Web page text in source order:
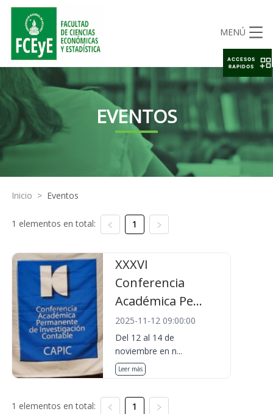
MENÚ
EVENTOS
Inicio > Eventos
1 elementos en total: 1
XXXVI
Conferencia
Académica Pe...
2025-11-12 09:00:00
Del 12 al 14 de
noviembre en n...
Leer más
1 elementos en total: 1
ACCESOS
RAPIDOS